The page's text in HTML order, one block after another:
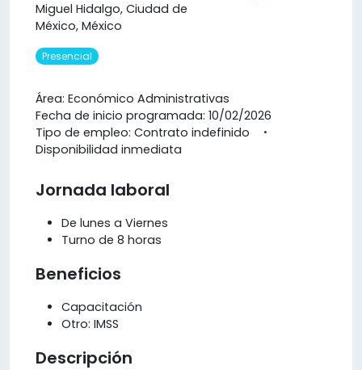
Miguel Hidalgo, Ciudad de
México, México
Presencial
Área: Económico Administrativas
Fecha de inicio programada: 10/02/2026
Tipo de empleo: Contrato indefinido
Disponibilidad inmediata
Jornada laboral
De lunes a Viernes
Turno de 8 horas
Beneficios
Capacitación
Otro: IMSS
Descripción